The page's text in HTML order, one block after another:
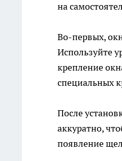
на
Во-первых,
Используйте
крепление
специальных
После
аккуратно,
появление